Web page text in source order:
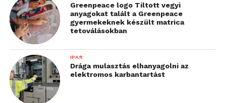
Greenpeace logo Tiltott vegyi
anyagokat talált a Greenpeace
gyermekeknek készült matrica
tetoválásokban
IPAR
Drága mulasztás elhanyagolni az
elektromos karbantartást